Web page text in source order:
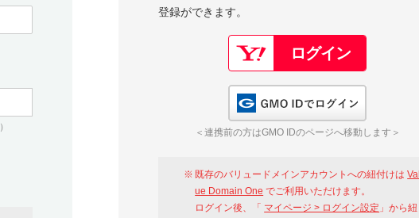
登録ができます。
＜連携前の方はGMO IDのページへ移動します＞
既存のバリュードメインアカウントへの紐付けはVal
ue Domain One でご利用いただけます。
ログイン後、「 マイページ > ログイン設定 」から紐